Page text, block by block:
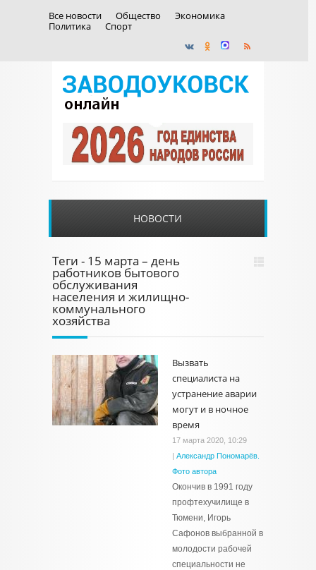
Все новости Общество
Экономика
Политика
Спорт
НОВОСТИ
Теги - 15 марта – день
работников бытового
обслуживания
населения и жилищно-
коммунального
хозяйства
Вызвать
специалиста на
устранение аварии
могут и в ночное
время
17 марта 2020, 10:29
| Александр Пономарёв.
Фото автора
Окончив в 1991 году
профтехучилище в
Тюмени, Игорь
Сафонов выбранной в
молодости рабочей
специальности не